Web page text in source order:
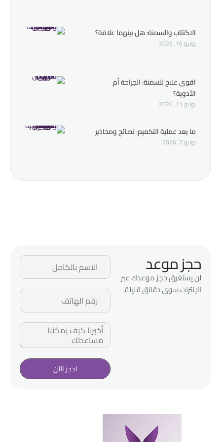
الاكتئاب والسمنة: هل بينهما علاقة؟
يونيو 16, 2026
اقوى علاج للسمنة: الجراحة أم
الأدوية؟
يونيو 11, 2026
ما بعد عملية التكميم: نصائح ومحاذير
يونيو 7, 2026
احجز الآن
حجز موعد
لن يستغرق حجز موعدك عبر
الإنترنت سوى دقائق قليلة.